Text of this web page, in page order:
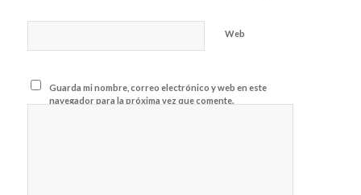
Web
Guarda mi nombre, correo electrónico y web en este
navegador para la próxima vez que comente.